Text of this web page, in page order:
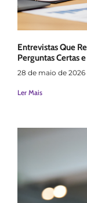
Entrevistas Que
Perguntas Certas
28 de maio de 2026
Ler Mais